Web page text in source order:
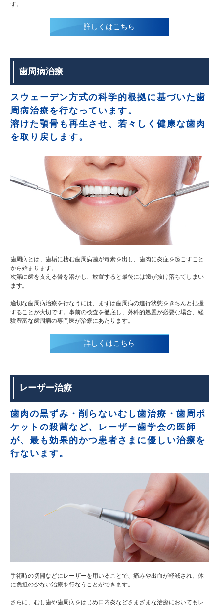
す。
詳しくはこちら
歯周病治療
スウェーデン方式の科学的根拠に基づいた歯
周病治療を行なっています。
溶けた顎骨も再生させ、若々しく健康な歯肉
を取り戻します。
歯周病とは、歯垢に棲む歯周病菌が毒素を出し、歯肉に炎症を起こすこと
から始まります。
次第に歯を支える骨を溶かし、放置すると最後には歯が抜け落ちてしまい
ます。
適切な歯周病治療を行なうには、まずは歯周病の進行状態をきちんと把握
することが大切です。事前の検査を徹底し、外科的処置が必要な場合、経
験豊富な歯周病の専門医が治療にあたります。
詳しくはこちら
レーザー治療
歯肉の黒ずみ・削らないむし歯治療・歯周ポ
ケットの殺菌など、レーザー歯学会の医師
が、最も効果的かつ患者さまに優しい治療を
行ないます。
手術時の切開などにレーザーを用いることで、痛みや出血が軽減され、体
に負担の少ない治療を行なうことができます。
さらに、むし歯や歯周病をはじめ口内炎などさまざまな治療においてもレ